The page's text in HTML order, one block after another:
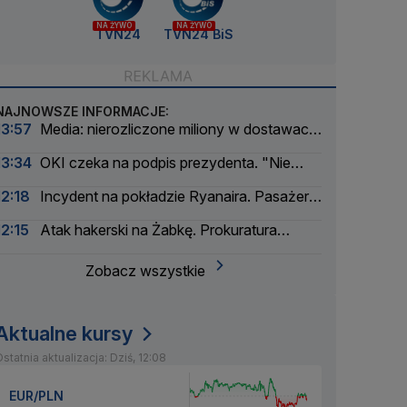
NA ŻYWO
TVN24
NA ŻYWO
TVN24 BiS
INFORMACJE:
Media: nierozliczone miliony w dostawach
OKI czeka na podpis prezydenta. "Nie
Incydent na pokładzie Ryanaira. Pasażer
Atak hakerski na Żabkę. Prokuratura
Zobacz wszystkie
kursy
aktualizacja: Dziś, 12:08
EUR/PLN